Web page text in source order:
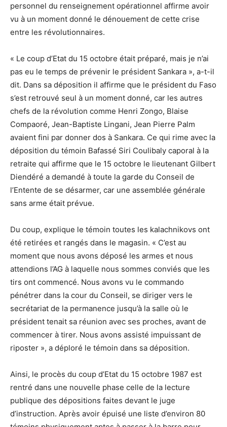
personnel du renseignement opérationnel affirme avoir
vu à un moment donné le dénouement de cette crise
entre les révolutionnaires.
« Le coup d’Etat du 15 octobre était préparé, mais je n’ai
pas eu le temps de prévenir le président Sankara », a-t-il
dit. Dans sa déposition il affirme que le président du Faso
s’est retrouvé seul à un moment donné, car les autres
chefs de la révolution comme Henri Zongo, Blaise
Compaoré, Jean-Baptiste Lingani, Jean Pierre Palm
avaient fini par donner dos à Sankara. Ce qui rime avec la
déposition du témoin Bafassé Siri Coulibaly caporal à la
retraite qui affirme que le 15 octobre le lieutenant Gilbert
Diendéré a demandé à toute la garde du Conseil de
l’Entente de se désarmer, car une assemblée générale
sans arme était prévue.
Du coup, explique le témoin toutes les kalachnikovs ont
été retirées et rangés dans le magasin. « C’est au
moment que nous avons déposé les armes et nous
attendions l’AG à laquelle nous sommes conviés que les
tirs ont commencé. Nous avons vu le commando
pénétrer dans la cour du Conseil, se diriger vers le
secrétariat de la permanence jusqu’à la salle où le
président tenait sa réunion avec ses proches, avant de
commencer à tirer. Nous avons assisté impuissant de
riposter », a déploré le témoin dans sa déposition.
Ainsi, le procès du coup d’Etat du 15 octobre 1987 est
rentré dans une nouvelle phase celle de la lecture
publique des dépositions faites devant le juge
d’instruction. Après avoir épuisé une liste d’environ 80